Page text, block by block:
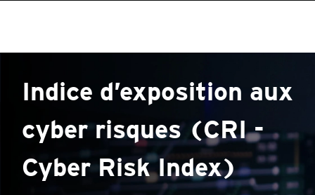
Indice d’exposition aux
cyber risques (CRI -
Cyber Risk Index)
Products